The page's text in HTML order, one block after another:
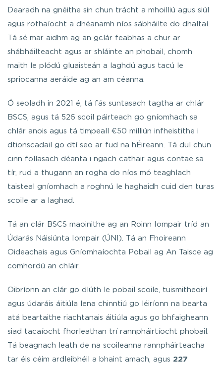
Dearadh na gnéithe sin chun trácht a mhoilliú agus siúl
agus rothaíocht a dhéanamh níos sábháilte do dhaltaí.
Tá sé mar aidhm ag an gclár feabhas a chur ar
shábháilteacht agus ar shláinte an phobail, chomh
maith le plódú gluaisteán a laghdú agus tacú le
spriocanna aeráide ag an am céanna.
Ó seoladh in 2021 é, tá fás suntasach tagtha ar chlár
BSCS, agus tá 526 scoil páirteach go gníomhach sa
chlár anois agus tá timpeall €50 milliún infheistithe i
dtionscadail go dtí seo ar fud na hÉireann. Tá dul chun
cinn follasach déanta i ngach cathair agus contae sa
tír, rud a thugann an rogha do níos mó teaghlach
taisteal gníomhach a roghnú le haghaidh cuid den turas
scoile ar a laghad.
Tá an clár BSCS maoinithe ag an Roinn Iompair tríd an
Údarás Náisiúnta Iompair (ÚNI). Tá an Fhoireann
Oideachais agus Gníomhaíochta Pobail ag An Taisce ag
comhordú an chláir.
Oibríonn an clár go dlúth le pobail scoile, tuismitheoirí
agus údaráis áitiúla lena chinntiú go léiríonn na bearta
atá beartaithe riachtanais áitiúla agus go bhfaigheann
siad tacaíocht fhorleathan trí rannpháirtíocht phobail.
Tá beagnach leath de na scoileanna rannpháirteacha
tar éis céim ardleibhéil a bhaint amach, agus 227